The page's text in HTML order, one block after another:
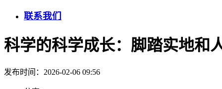
联系我们
科学的科学成长：脚踏实地和
发布时间：2026-02-06 09:56